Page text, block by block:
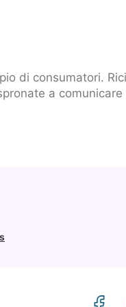
di consumatori.
a